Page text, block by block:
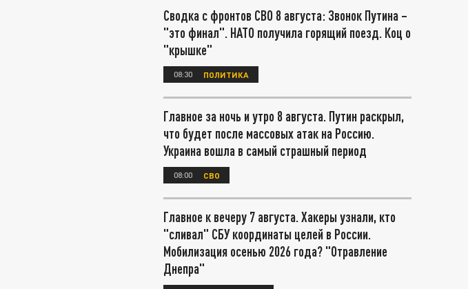
Сводка с фронтов СВО 8 августа: Звонок Путина –
"это финал". НАТО получила горящий поезд. Коц о
"крышке"
08:30 ПОЛИТИКА
Главное за ночь и утро 8 августа. Путин раскрыл,
что будет после массовых атак на Россию.
Украина вошла в самый страшный период
08:00 СВО
Главное к вечеру 7 августа. Хакеры узнали, кто
"сливал" СБУ координаты целей в России.
Мобилизация осенью 2026 года? "Отравление
Днепра"